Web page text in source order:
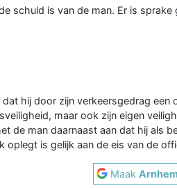
schuld is van de man. Er is sprake
hij door zijn verkeersgedrag een
maar ook zijn eigen
de man daarnaast aan dat hij als
oplegt is gelijk aan de eis van de
Maak